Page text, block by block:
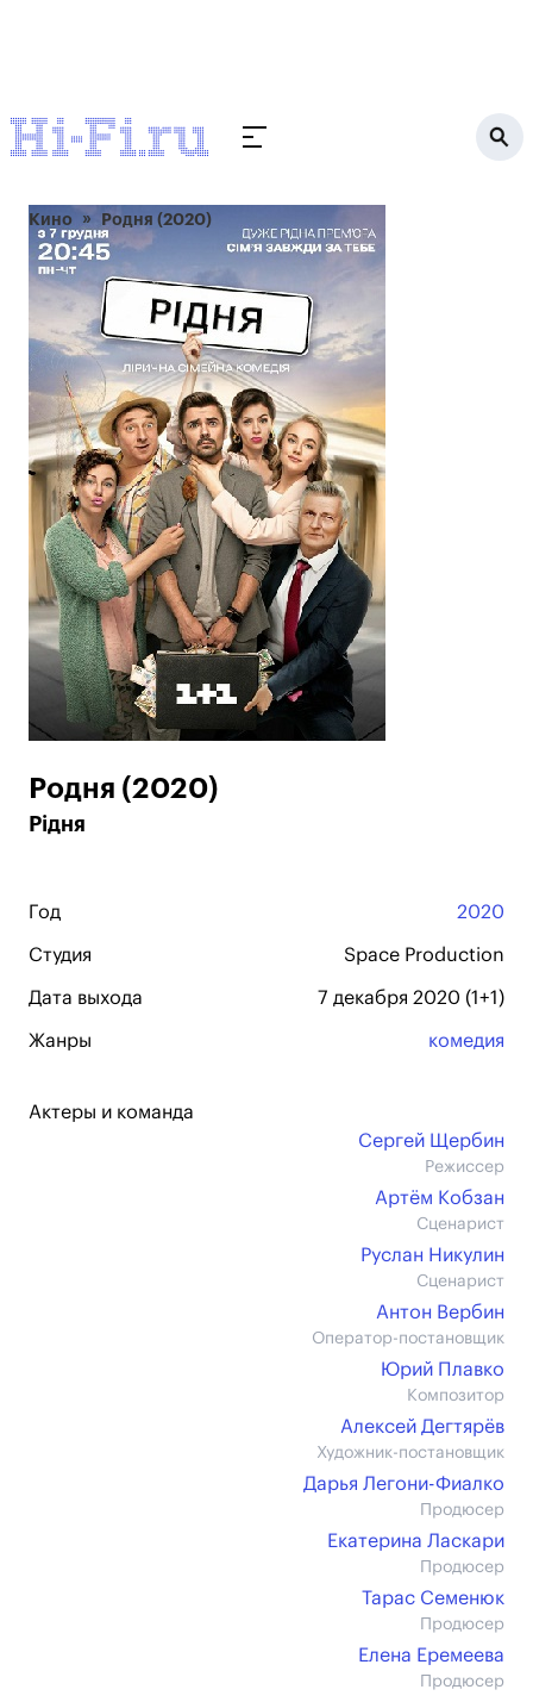
Кино Родня (2020)
Родня (2020)
Рідня
Год 2020
Студия Space Production
Дата выхода 7 декабря 2020 (1+1)
Жанры комедия
Актеры и команда
Сергей Щербин
Режиссер
Артём Кобзан
Сценарист
Руслан Никулин
Сценарист
Антон Вербин
Оператор-постановщик
Юрий Плавко
Композитор
Алексей Дегтярёв
Художник-постановщик
Дарья Легони-Фиалко
Продюсер
Екатерина Ласкари
Продюсер
Тарас Семенюк
Продюсер
Елена Еремеева
Продюсер